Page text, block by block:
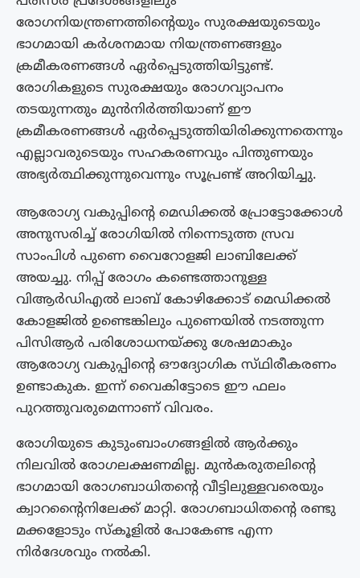
രോഗനിയന്ത്രണത്തിന്റെയും സുരക്ഷയുടെയും
ഭാഗമായി കർശനമായ നിയന്ത്രണങ്ങളും
ക്രമീകരണങ്ങൾ ഏർപ്പെടുത്തിയിട്ടുണ്ട്.
രോഗികളുടെ സുരക്ഷയും രോഗവ്യാപനം
തടയുന്നതും മുൻനിർത്തിയാണ് ഈ
ക്രമീകരണങ്ങൾ ഏർപ്പെടുത്തിയിരിക്കുന്നതെന്നും
എല്ലാവരുടെയും സഹകരണവും പിന്തുണയും
അഭ്യർത്ഥിക്കുന്നുവെന്നും സൂപ്രണ്ട് അറിയിച്ചു.
ആരോഗ്യ വകുപ്പിന്റെ മെഡിക്കൽ പ്രോട്ടോക്കോൾ
അനുസരിച്ച് രോഗിയിൽ നിന്നെടുത്ത സ്രവ
സാംപിൾ പുണെ വൈറോളജി ലാബിലേക്ക്
അയച്ചു. നിപ്പ് രോഗം കണ്ടെത്താനുള്ള
വിആർഡിഎൽ ലാബ് കോഴിക്കോട് മെഡിക്കൽ
കോളജിൽ ഉണ്ടെങ്കിലും പുണെയിൽ നടത്തുന്ന
പിസിആർ പരിശോധനയ്ക്കു ശേഷമാകും
ആരോഗ്യ വകുപ്പിന്റെ ഔദ്യോഗിക സ്‌ഥിരീകരണം
ഉണ്ടാകുക. ഇന്ന് വൈകിട്ടോടെ ഈ ഫലം
പുറത്തുവരുമെന്നാണ് വിവരം.
രോഗിയുടെ കുടുംബാംഗങ്ങളിൽ ആർക്കും
നിലവിൽ രോഗലക്ഷണമില്ല. മുൻകരുതലിന്റെ
ഭാഗമായി രോഗബാധിതന്റെ വീട്ടിലുള്ളവരെയും
ക്വാറന്റൈനിലേക്ക് മാറ്റി. രോഗബാധിതന്റെ രണ്ടു
മക്കളോടും സ്കൂളിൽ പോകേണ്ട എന്ന
നിർദേശവും നൽകി.